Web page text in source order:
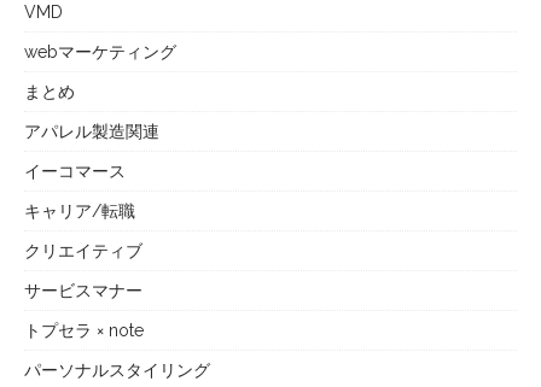
VMD
webマーケティング
まとめ
アパレル製造関連
イーコマース
キャリア/転職
クリエイティブ
サービスマナー
トプセラ × note
パーソナルスタイリング